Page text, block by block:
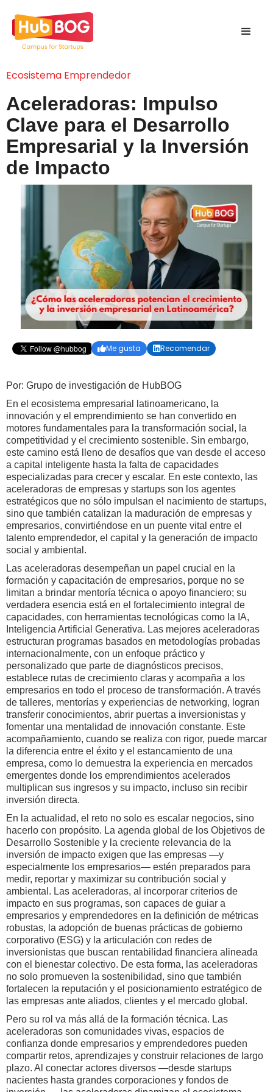
Ecosistema Emprendedor
Aceleradoras: Impulso
Clave para el Desarrollo
Empresarial y la Inversión
de Impacto
Me gusta Recomendar
Por: Grupo de investigación de HubBOG
En el ecosistema empresarial latinoamericano, la
innovación y el emprendimiento se han convertido en
motores fundamentales para la transformación social, la
competitividad y el crecimiento sostenible. Sin embargo,
este camino está lleno de desafíos que van desde el acceso
a capital inteligente hasta la falta de capacidades
especializadas para crecer y escalar. En este contexto, las
aceleradoras de empresas y startups son los agentes
estratégicos que no sólo impulsan el nacimiento de startups,
sino que también catalizan la maduración de empresas y
empresarios, convirtiéndose en un puente vital entre el
talento emprendedor, el capital y la generación de impacto
social y ambiental.
Las aceleradoras desempeñan un papel crucial en la
formación y capacitación de empresarios, porque no se
limitan a brindar mentoría técnica o apoyo financiero; su
verdadera esencia está en el fortalecimiento integral de
capacidades, con herramientas tecnológicas como la IA,
Inteligencia Artificial Generativa. Las mejores aceleradoras
estructuran programas basados en metodologías probadas
internacionalmente, con un enfoque práctico y
personalizado que parte de diagnósticos precisos,
establece rutas de crecimiento claras y acompaña a los
empresarios en todo el proceso de transformación. A través
de talleres, mentorías y experiencias de networking, logran
transferir conocimientos, abrir puertas a inversionistas y
fomentar una mentalidad de innovación constante. Este
acompañamiento, cuando se realiza con rigor, puede marcar
la diferencia entre el éxito y el estancamiento de una
empresa, como lo demuestra la experiencia en mercados
emergentes donde los emprendimientos acelerados
multiplican sus ingresos y su impacto, incluso sin recibir
inversión directa.
En la actualidad, el reto no solo es escalar negocios, sino
hacerlo con propósito. La agenda global de los Objetivos de
Desarrollo Sostenible y la creciente relevancia de la
inversión de impacto exigen que las empresas —y
especialmente los empresarios— estén preparados para
medir, reportar y maximizar su contribución social y
ambiental. Las aceleradoras, al incorporar criterios de
impacto en sus programas, son capaces de guiar a
empresarios y emprendedores en la definición de métricas
robustas, la adopción de buenas prácticas de gobierno
corporativo (ESG) y la articulación con redes de
inversionistas que buscan rentabilidad financiera alineada
con el bienestar colectivo. De esta forma, las aceleradoras
no solo promueven la sostenibilidad, sino que también
fortalecen la reputación y el posicionamiento estratégico de
las empresas ante aliados, clientes y el mercado global.
Pero su rol va más allá de la formación técnica. Las
aceleradoras son comunidades vivas, espacios de
confianza donde empresarios y emprendedores pueden
compartir retos, aprendizajes y construir relaciones de largo
plazo. Al conectar actores diversos —desde startups
nacientes hasta grandes corporaciones y fondos de